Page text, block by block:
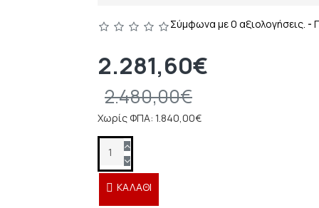
Σύμφωνα με 0 αξιολογήσεις. -
2.281,60€
2.480,00€
Χωρίς ΦΠΑ: 1.840,00€
ΚΑΛΆΘΙ